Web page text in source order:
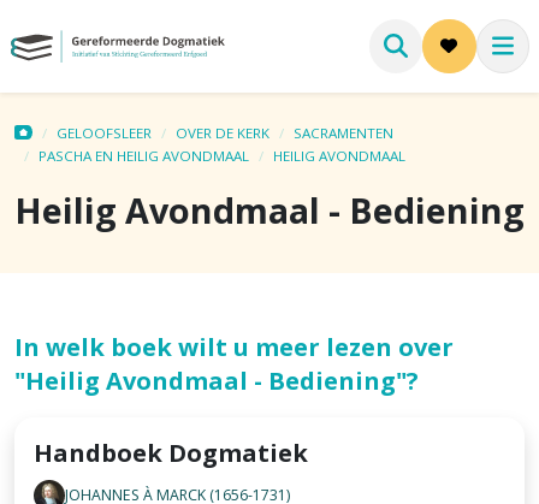
GELOOFSLEER OVER DE KERK
SACRAMENTEN
PASCHA EN HEILIG AVONDMAAL
HEILIG AVONDMAAL
Heilig Avondmaal - Bediening
In welk boek wilt u meer lezen over
"Heilig Avondmaal - Bediening"?
Handboek Dogmatiek
JOHANNES À MARCK (1656-1731)